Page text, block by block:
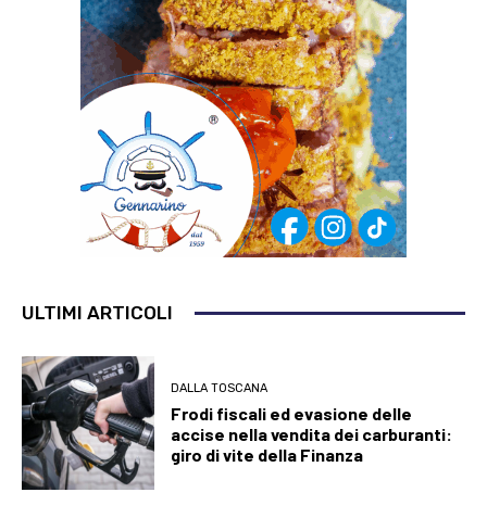
ULTIMI ARTICOLI
DALLA TOSCANA
Frodi fiscali ed evasione delle
accise nella vendita dei carburanti:
giro di vite della Finanza